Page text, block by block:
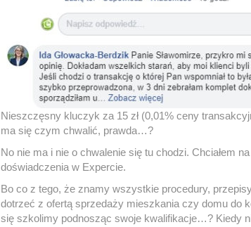
Nieszczęsny kluczyk za 15 zł (0,01% ceny
ma się czym chwalić, prawda…?
No nie ma i nie o chwalenie się tu chodzi. Chciałem
doświadczenia w Expercie.
Bo co z tego, że znamy wszystkie procedury,
dotrzeć z ofertą sprzedaży mieszkania czy domu do
się szkolimy podnosząc swoje kwalifikacje…? Kiedy